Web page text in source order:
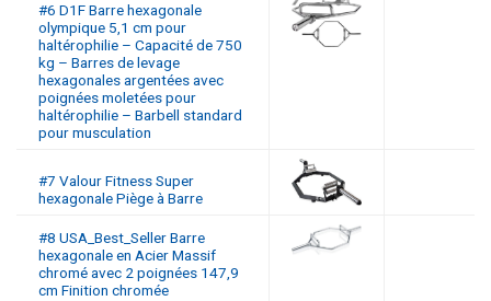
#6 D1F Barre hexagonale
olympique 5,1 cm pour
haltérophilie – Capacité de 750
kg – Barres de levage
hexagonales argentées avec
poignées moletées pour
haltérophilie – Barbell standard
pour musculation
#7 Valour Fitness Super
hexagonale Piège à Barre
#8 USA_Best_Seller Barre
hexagonale en Acier Massif
chromé avec 2 poignées 147,9
cm Finition chromée